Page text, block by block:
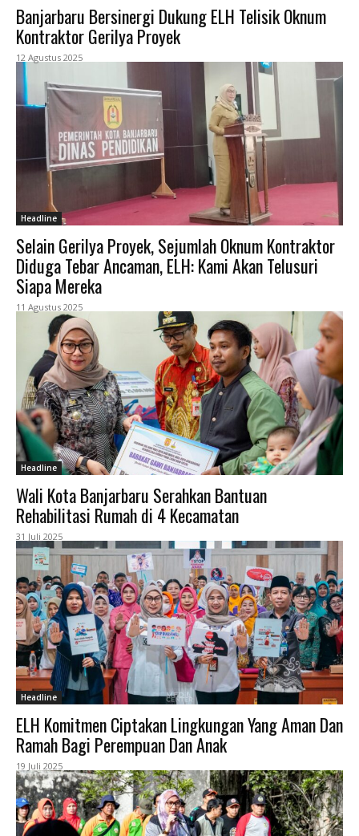
Banjarbaru Bersinergi Dukung ELH Telisik Oknum
Kontraktor Gerilya Proyek
12 Agustus 2025
Headline
Selain Gerilya Proyek, Sejumlah Oknum Kontraktor
Diduga Tebar Ancaman, ELH: Kami Akan Telusuri
Siapa Mereka
11 Agustus 2025
Headline
Wali Kota Banjarbaru Serahkan Bantuan
Rehabilitasi Rumah di 4 Kecamatan
31 Juli 2025
Headline
ELH Komitmen Ciptakan Lingkungan Yang Aman Dan
Ramah Bagi Perempuan Dan Anak
19 Juli 2025